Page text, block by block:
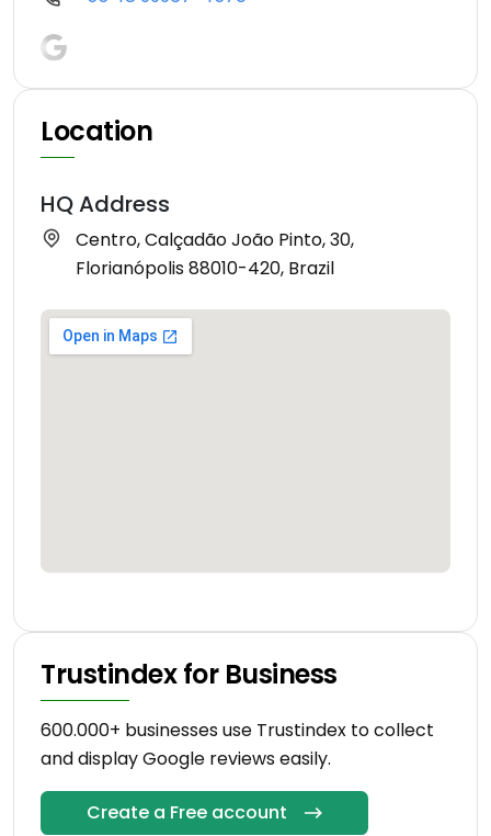
Location
HQ Address
Centro, Calçadão João Pinto, 30,
Florianópolis 88010-420, Brazil
Trustindex for Business
600.000+ businesses use Trustindex to collect
and display Google reviews easily.
Create a Free account